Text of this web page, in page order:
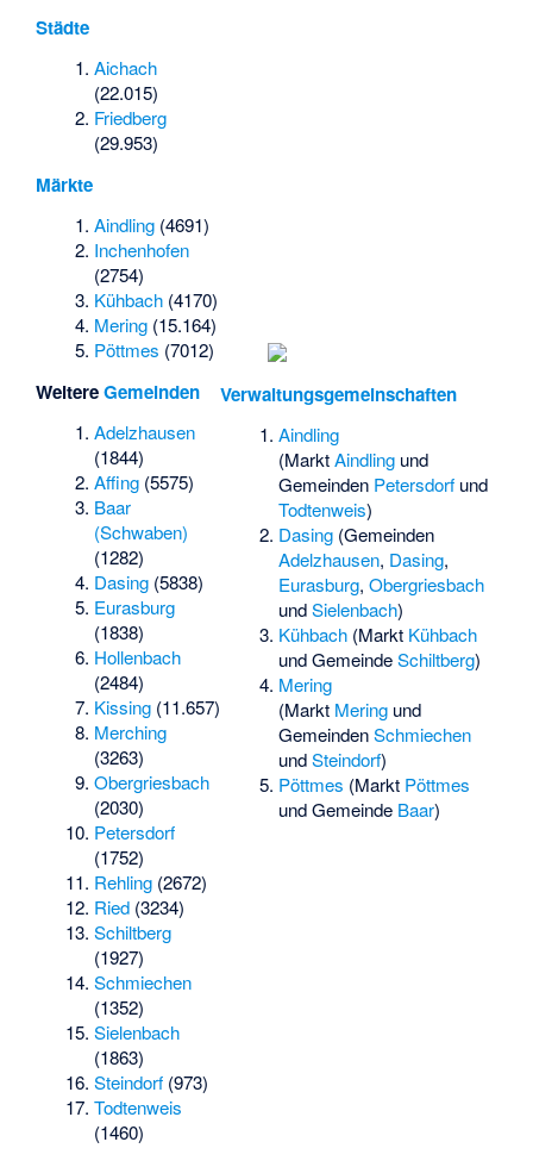
Städte
Aichach
(22.015)
Friedberg
(29.953)
Märkte
Aindling (4691)
Inchenhofen
(2754)
Kühbach (4170)
Mering (15.164)
Pöttmes (7012)
WeitereGemeinden
Adelzhausen
(1844)
Affing (5575)
Baar
(Schwaben)
(1282)
Dasing (5838)
Eurasburg
(1838)
Hollenbach
(2484)
Kissing (11.657)
Merching
(3263)
Obergriesbach
(2030)
Petersdorf
(1752)
Rehling (2672)
Ried (3234)
Schiltberg
(1927)
Schmiechen
(1352)
Sielenbach
(1863)
Steindorf (973)
Todtenweis
(1460)
Verwaltungsgemeinschaften
Aindling
(MarktAindling und
Gemeinden Petersdorf und
Todtenweis)
Dasing (Gemeinden
Adelzhausen, Dasing,
Eurasburg,Obergriesbach
undSielenbach)
Kühbach (Markt Kühbach
und GemeindeSchiltberg)
Mering
(Markt Mering und
GemeindenSchmiechen
undSteindorf)
Pöttmes (Markt Pöttmes
und Gemeinde Baar)